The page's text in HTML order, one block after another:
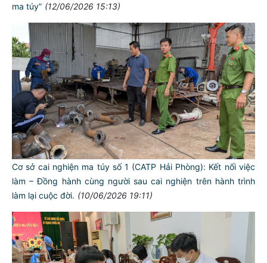
ma túy” (12/06/2026 15:13)
Cơ sở cai nghiện ma túy số 1 (CATP Hải Phòng): Kết nối việc
làm – Đồng hành cùng người sau cai nghiện trên hành trình
làm lại cuộc đời. (10/06/2026 19:11)